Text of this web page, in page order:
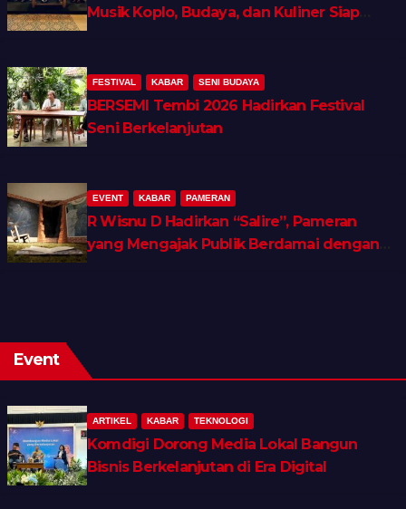
Musik Koplo, Budaya, dan Kuliner Siap
FESTIVAL KABAR SENI BUDAYA
BERSEMI Tembi 2026 Hadirkan Festival
Seni Berkelanjutan
EVENT KABAR PAMERAN
R Wisnu D Hadirkan “Salire”, Pameran
yang Mengajak Publik Berdamai dengan
Event
ARTIKEL KABAR TEKNOLOGI
Komdigi Dorong Media Lokal Bangun
Bisnis Berkelanjutan di Era Digital